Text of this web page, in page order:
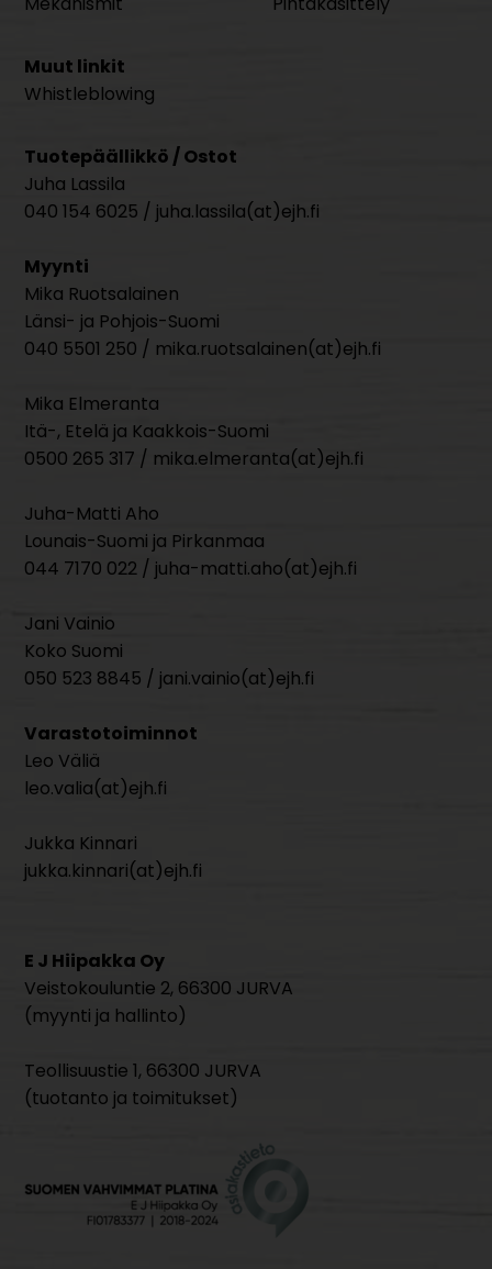
Muut linkit
Whistleblowing
Tuotepäällikkö / Ostot
Juha Lassila
040 154 6025 / juha.lassila(at)ejh.fi
Myynti
Mika Ruotsalainen
Länsi- ja Pohjois-Suomi
040 5501 250 / mika.ruotsalainen(at)ejh.fi
Mika Elmeranta
Itä-, Etelä ja Kaakkois-Suomi
0500 265 317 / mika.elmeranta(at)ejh.fi
Juha-Matti Aho
Lounais-Suomi ja Pirkanmaa
044 7170 022 / juha-matti.aho(at)ejh.fi
Jani Vainio
Koko Suomi
050 523 8845 / jani.vainio(at)ejh.fi
Varastotoiminnot
Leo Väliä
leo.valia(at)ejh.fi
Jukka Kinnari
jukka.kinnari(at)ejh.fi
E J Hiipakka Oy
Veistokouluntie 2, 66300 JURVA
(myynti ja hallinto)
Teollisuustie 1, 66300 JURVA
(tuotanto ja toimitukset)